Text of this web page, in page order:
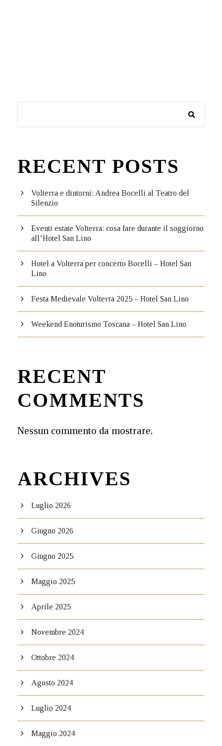
RECENT POSTS
Volterra e dintorni: Andrea Bocelli al Teatro del
Silenzio
Eventi estate Volterra: cosa fare durante il soggiorno
all’Hotel San Lino
Hotel a Volterra per concerto Bocelli – Hotel San
Lino
Festa Medievale Volterra 2025 – Hotel San Lino
Weekend Enoturismo Toscana – Hotel San Lino
RECENT
COMMENTS
Nessun commento da mostrare.
ARCHIVES
Luglio 2026
Giugno 2026
Giugno 2025
Maggio 2025
Aprile 2025
Novembre 2024
Ottobre 2024
Agosto 2024
Luglio 2024
Maggio 2024